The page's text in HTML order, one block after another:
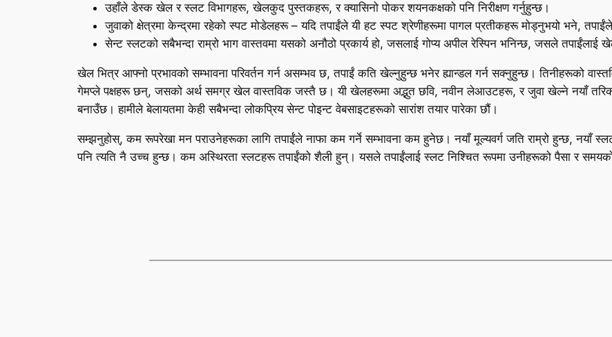
उहाँले डेस्क खेल र स्लट विभागहरू, खेलकुद पुस्तकहरू, र क्यासिनो पोकर शयनकक्षको पनि निरीक्षण गर्नुहुन्छ।
जुवाको क्षेत्रमा केन्द्रमा रहेको स्पट मोडेलहरू – यदि तपाईंले यी हट स्पट श्रेणीहरूमा पागल प्रतीकहरू मोड्नुभयो भने,
सेन्ट स्लटको सबैभन्दा राम्रो भाग वास्तवमा यसको अनौठो प्रकार्य हो, जसलाई गोप्य अपील रेस्पिन भनिन्छ, जसले तपाईंलाई
खेल भित्र आफ्नो प्रभावको सम्भावना परिवर्तन गर्न असम्भव छ, तपाईं कति खेल्नुहुन्छ भनेर ह्यान्डल गर्न सक्नुहुन्छ। तिनीहरूको
गेमप्ले पक्षहरू छन्, जसको अर्थ समग्र खेल वास्तविक जस्तै छ। यी खेलहरूमा अद्भुत छवि, नवीन लेआउटहरू, र जुवा खेल्ने नयाँ
बनाउँछ। हामीले बेलायतमा केही सबैभन्दा लोकप्रिय सेन्ट पोइन्ट वेबसाइटहरूको सारांश तयार पारेका छौं।
सम्झनुहोस्, कम रूपरेखा मन पराउनेहरूका लागि तपाईंले नाफा कम गर्ने सम्भावना कम हुनेछ। नयाँ मूल्यवर्ग जति राम्रो हुन्छ, नयाँ
पनि त्यति नै उच्च हुन्छ। कम अस्थिरता स्लटहरू तपाईंको शैली हुन्। यसले तपाईंलाई स्लट निश्चित रूपमा उनीहरूको पैसा र समयको